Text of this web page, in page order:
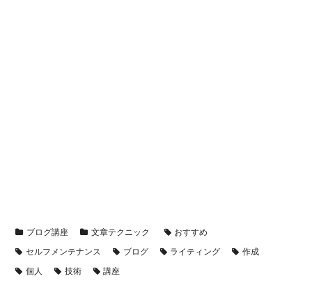
ブログ講座 文章テクニック
おすすめ
セルフメンテナンス
ブログ ライティング
作成
個人
技術 講座